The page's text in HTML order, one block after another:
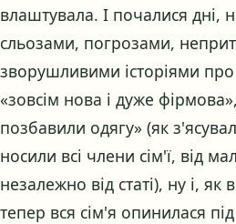
влаштувала. І почалися дні,
сльозами, погрозами,
зворушливими історіями
«зовсім нова і дуже
позбавили одягу» (як
носили всі члени сім'ї, від
незалежно від статі), ну і, як
тепер вся сім'я опинилася